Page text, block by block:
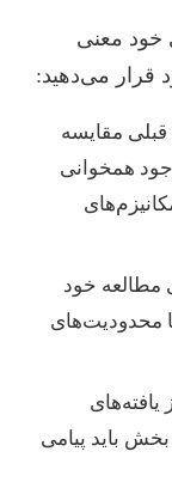
خود معنی
قرار می‌دهید:
قبلی مقایسه
همخوانی
مطالعه خود
محدودیت‌های
باید پیامی